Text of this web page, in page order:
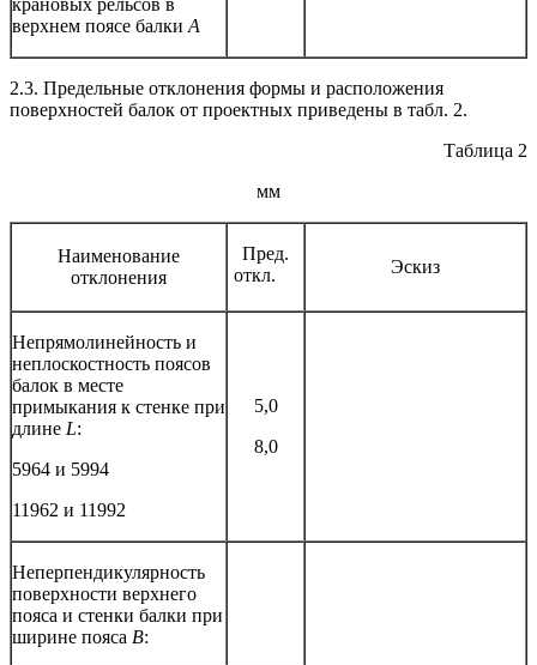
верхнем поясе балки А
2.3. Предельные отклонения формы и расположения
поверхностей балок от проектных приведены в табл. 2.
Таблица 2
мм
Наименование
отклонения
Пред.
откл.
Эскиз
Непрямолинейность и
неплоскостность поясов
балок в месте
примыкания к стенке при
длине L:
5964 и 5994
11962 и 11992
5,0
8,0
Неперпендикулярность
поверхности верхнего
пояса и стенки балки при
ширине пояса В: